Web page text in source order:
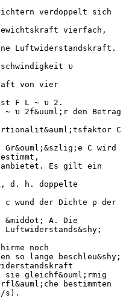
verdoppelt sich
vierfach,
Luftwiderstandskraft.
υ
von vier
​F​ L​ ~ ​υ​ 2​.
​υ​ 2​f&uuml;r den Betrag
C
C wird
anbietet. Es gilt ein
d. h. doppelte
​c​ w​und der Dichte ρ der
&middot; A. Die
noch
so lange beschleu&shy;
sie gleichf&ouml;rmig
bestimmten
s).